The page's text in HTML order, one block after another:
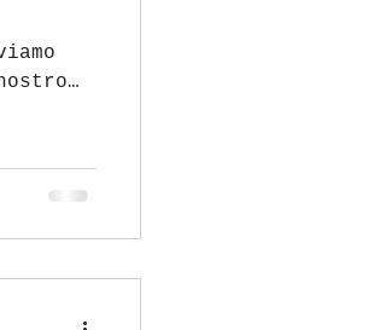
non